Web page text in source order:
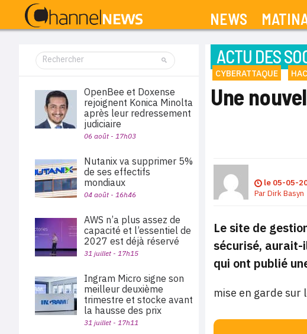
NEWS
ACTU DES
CYBERATTAQUE
Une
le 05-05-
ParDirk Basyn
Le site de
sécurisé, aurait-
qui ont publié
mise en garde sur
OpenBee et Doxense
rejoignent Konica Minolta
après leur redressement
judiciaire
06 août - 17h03
Nutanix va supprimer 5%
de ses effectifs
mondiaux
04 août - 16h46
AWS n’a plus assez de
capacité et l’essentiel de
2027 est déjà réservé
31 juillet - 17h15
Ingram Micro signe son
meilleur deuxième
trimestre et stocke avant
la hausse des prix
31 juillet - 17h11